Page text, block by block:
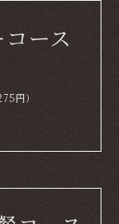
ース
円）